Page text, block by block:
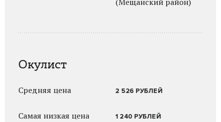
Окулист
Средняя цена 2 526 РУБЛЕЙ
Самая низкая цена 1 240 РУБЛЕЙ